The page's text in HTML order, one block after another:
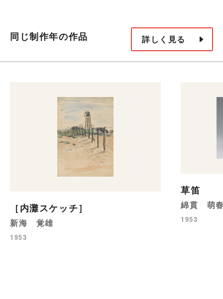
同じ制作年の作品 詳しく見る
［内灘スケッチ］
新海 覚雄
1953
草笛
綿貫 萌
1953